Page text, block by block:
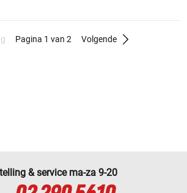
Pagina 1 van 2 Volgende
& service ma-za 9-20